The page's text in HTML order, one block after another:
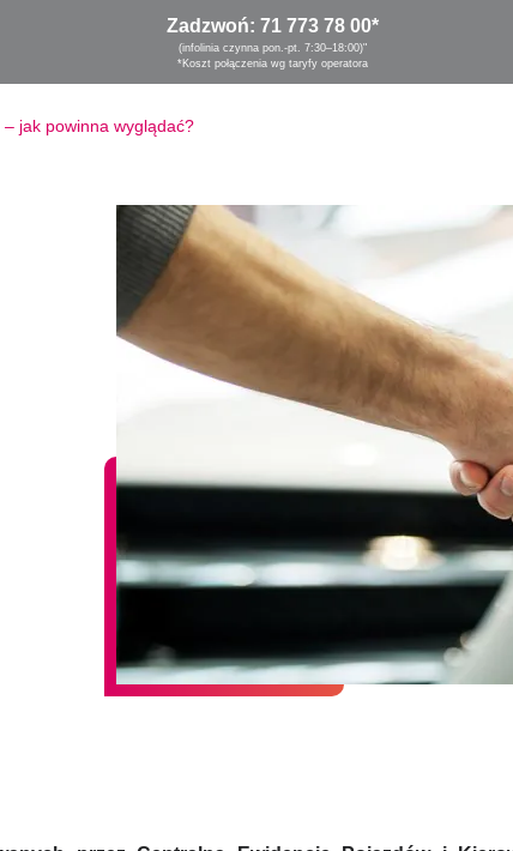
Zadzwoń: 71 773 78 00*
(infolinia czynna pon.-pt. 7:30–18:00)"
*Koszt połączenia wg taryfy operatora
jak powinna wyglądać?